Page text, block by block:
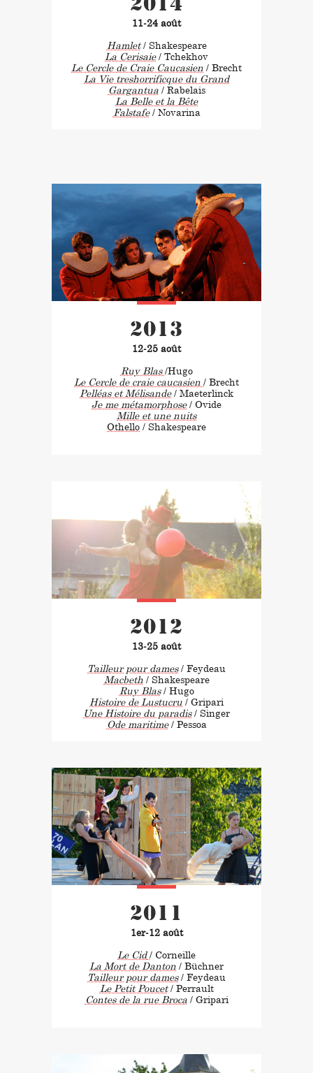
2014
11-24 août
Hamlet/ Shakespeare
La Cerisaie/ Tchekhov
Le Cercle de Craie Caucasien / Brecht
La Vie treshorrificque du Grand
Gargantua/ Rabelais
La Belle et la Bête
Falstafe/ Novarina
2013
12-25 août
Ruy Blas/Hugo
Le Cercle de craie caucasien / Brecht
Pelléas et Mélisande/ Maeterlinck
Je me métamorphose/ Ovide
Mille et une nuits
Othello / Shakespeare
2012
13-25 août
Tailleur pour dames/ Feydeau
Macbeth/ Shakespeare
Ruy Blas/ Hugo
Histoire de Lustucru / Gripari
Une Histoire du paradis/ Singer
Ode maritime/ Pessoa
2011
1er-12 août
Le Cid / Corneille
La Mort de Danton / Büchner
Tailleur pour dames/ Feydeau
Le Petit Poucet/ Perrault
Contes de la rue Broca/ Gripari